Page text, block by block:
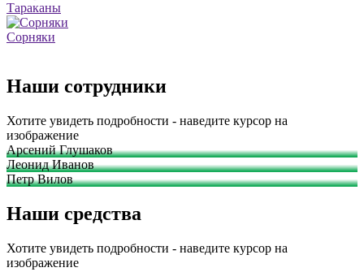
Тараканы
Сорняки
Наши сотрудники
Хотите увидеть подробности - наведите курсор на
изображение
Арсений Глушаков
Леонид Иванов
Петр Вилов
Наши средства
Хотите увидеть подробности - наведите курсор на
изображение